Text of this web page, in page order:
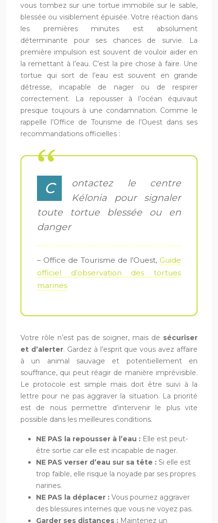
vous tombez sur une tortue immobile sur le sable,
blessée ou visiblement épuisée. Votre réaction dans
les premières minutes est absolument
déterminante pour ses chances de survie. La
première impulsion est souvent de vouloir aider en
la remettant à l’eau. C’est la pire chose à faire. Une
tortue qui sort de l’eau est souvent en grande
détresse, incapable de nager ou de respirer
correctement. La repousser à l’océan équivaut
presque toujours à une condamnation. Comme le
rappelle l’Office de Tourisme de l’Ouest dans ses
recommandations officielles :
C
ontactez le centre
Kélonia pour signaler
toute tortue blessée ou en
danger
– Office de Tourisme de l’Ouest, Guide
officiel d’observation des tortues
marines
Votre rôle n’est pas de soigner, mais de sécuriser
et d’alerter. Gardez à l’esprit que vous avez affaire
à un animal sauvage et potentiellement en
souffrance, qui peut réagir de manière imprévisible.
Le protocole est simple mais doit être suivi à la
lettre pour ne pas aggraver la situation. La priorité
est de nous permettre d’intervenir le plus vite
possible dans les meilleures conditions.
NE PAS la repousser à l’eau : Elle est peut-
être sortie car elle est incapable de nager.
NE PAS verser d’eau sur sa tête : Si elle est
trop faible, elle risque la noyade par ses propres
narines.
NE PAS la déplacer : Vous pourriez aggraver
des blessures internes que vous ne voyez pas.
Garder ses distances : Maintenez un